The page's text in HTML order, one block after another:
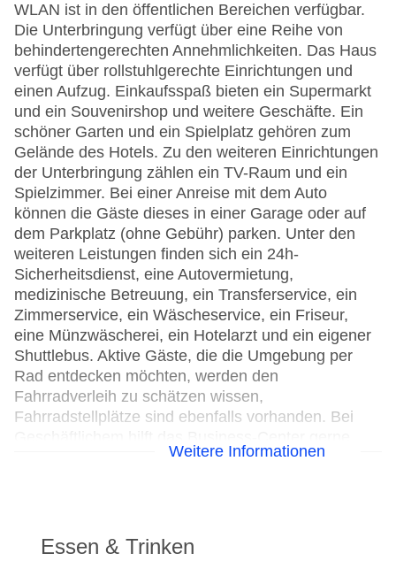
WLAN ist in den öffentlichen Bereichen verfügbar.
Die Unterbringung verfügt über eine Reihe von
behindertengerechten Annehmlichkeiten. Das Haus
verfügt über rollstuhlgerechte Einrichtungen und
einen Aufzug. Einkaufsspaß bieten ein Supermarkt
und ein Souvenirshop und weitere Geschäfte. Ein
schöner Garten und ein Spielplatz gehören zum
Gelände des Hotels. Zu den weiteren Einrichtungen
der Unterbringung zählen ein TV-Raum und ein
Spielzimmer. Bei einer Anreise mit dem Auto
können die Gäste dieses in einer Garage oder auf
dem Parkplatz (ohne Gebühr) parken. Unter den
weiteren Leistungen finden sich ein 24h-
Sicherheitsdienst, eine Autovermietung,
medizinische Betreuung, ein Transferservice, ein
Zimmerservice, ein Wäscheservice, ein Friseur,
eine Münzwäscherei, ein Hotelarzt und ein eigener
Shuttlebus. Aktive Gäste, die die Umgebung per
Rad entdecken möchten, werden den
Fahrradverleih zu schätzen wissen,
Fahrradstellplätze sind ebenfalls vorhanden. Bei
weiter und bietet ein Faxgerät an.
Check-in von: 14:00:00
Check-out bis: 12:30:00
Weitere Informationen
Essen & Trinken